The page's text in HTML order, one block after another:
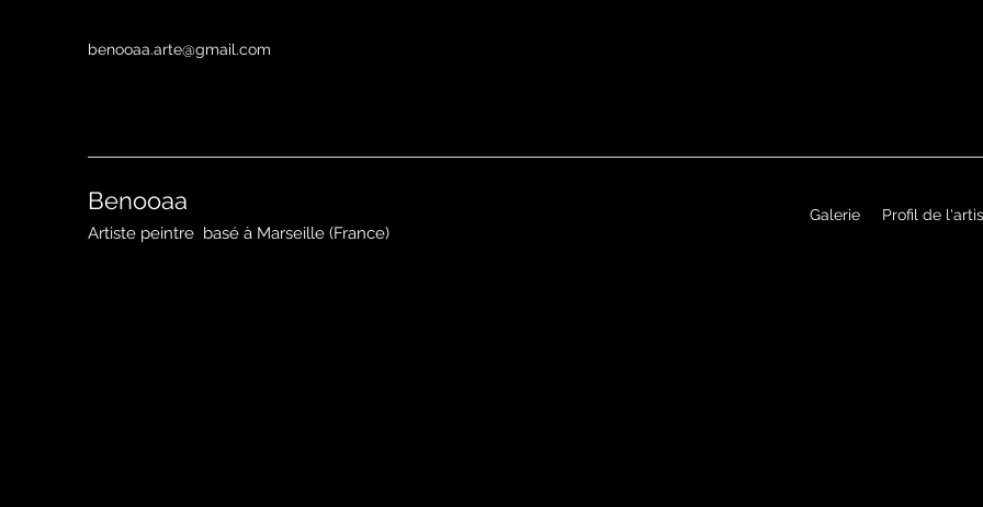
benooaa.arte@gmail.com
Benooaa
Artiste peintre basé à Marseille (France)
Galerie Profil de